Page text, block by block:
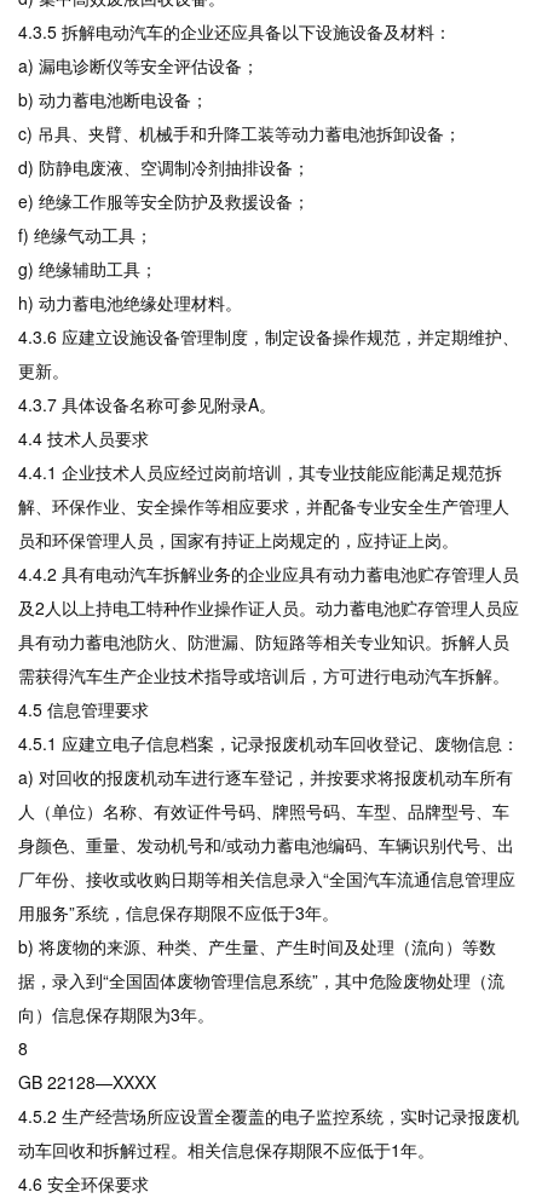
4.3.5 拆解电动汽车的企业还应具备以下设施设备及材料：
a) 漏电诊断仪等安全评估设备；
b) 动力蓄电池断电设备；
c) 吊具、夹臂、机械手和升降工装等动力蓄电池拆卸设备；
d) 防静电废液、空调制冷剂抽排设备；
e) 绝缘工作服等安全防护及救援设备；
f) 绝缘气动工具；
g) 绝缘辅助工具；
h) 动力蓄电池绝缘处理材料。
4.3.6 应建立设施设备管理制度，制定设备操作规范，并定期维护、
更新。
4.3.7 具体设备名称可参见附录A。
4.4 技术人员要求
4.4.1 企业技术人员应经过岗前培训，其专业技能应能满足规范拆
解、环保作业、安全操作等相应要求，并配备专业安全生产管理人
员和环保管理人员，国家有持证上岗规定的，应持证上岗。
4.4.2 具有电动汽车拆解业务的企业应具有动力蓄电池贮存管理人员
及2人以上持电工特种作业操作证人员。动力蓄电池贮存管理人员应
具有动力蓄电池防火、防泄漏、防短路等相关专业知识。拆解人员
需获得汽车生产企业技术指导或培训后，方可进行电动汽车拆解。
4.5 信息管理要求
4.5.1 应建立电子信息档案，记录报废机动车回收登记、废物信息：
a) 对回收的报废机动车进行逐车登记，并按要求将报废机动车所有
人（单位）名称、有效证件号码、牌照号码、车型、品牌型号、车
身颜色、重量、发动机号和/或动力蓄电池编码、车辆识别代号、出
厂年份、接收或收购日期等相关信息录入“全国汽车流通信息管理应
用服务”系统，信息保存期限不应低于3年。
b) 将废物的来源、种类、产生量、产生时间及处理（流向）等数
据，录入到“全国固体废物管理信息系统”，其中危险废物处理（流
向）信息保存期限为3年。
8
GB 22128—XXXX
4.5.2 生产经营场所应设置全覆盖的电子监控系统，实时记录报废机
动车回收和拆解过程。相关信息保存期限不应低于1年。
4.6 安全环保要求